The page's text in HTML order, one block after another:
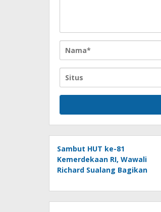
Sambut HUT ke-81
Kemerdekaan RI, Wawali
Richard Sualang Bagikan
Masyarakat